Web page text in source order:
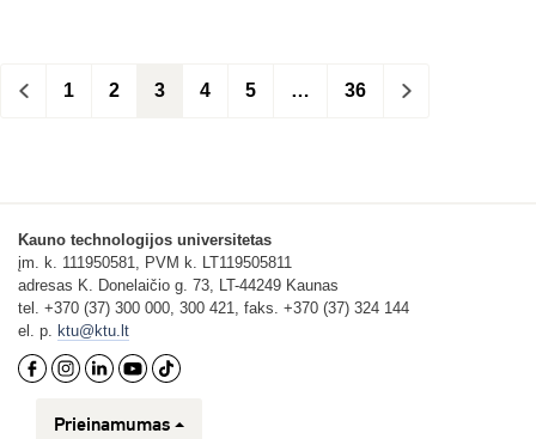
< 1 2 3 4 5 … 36 >
Kauno technologijos universitetas
įm. k. 111950581, PVM k. LT119505811
adresas K. Donelaičio g. 73, LT-44249 Kaunas
tel. +370 (37) 300 000, 300 421, faks. +370 (37) 324 144
el. p. ktu@ktu.lt
Prieinamumas